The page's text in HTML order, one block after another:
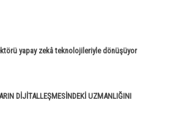
yapay zekâ teknolojileriyle dönüşüyor
DİJİTALLEŞMESİNDEKİ UZMANLIĞINI